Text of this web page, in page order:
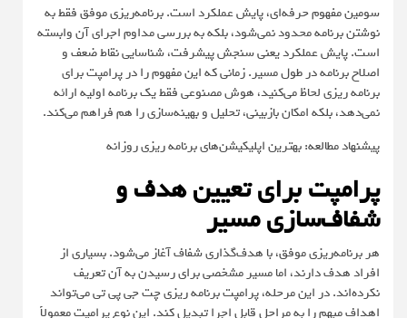
سومین مفهوم حرفه‌ای، پایش عملکرد است. برنامه‌ریزی موفق فقط به
نوشتن برنامه محدود نمی‌شود، بلکه به بررسی مداوم اجرای آن وابسته
است. پایش عملکرد یعنی سنجش پیشرفت، شناسایی نقاط ضعف و
اصلاح برنامه در طول مسیر. زمانی که این مفهوم را در پرامپت برای
برنامه ریزی لحاظ می‌کنید، هوش مصنوعی فقط یک برنامه اولیه ارائه
نمی‌دهد، بلکه امکان بازبینی، تحلیل و بهینه‌سازی را هم فراهم می‌کند.
پیشنهاد مطالعه: بهترین اپلیکیشن‌های برنامه ریزی روزانه
پرامپت برای تعیین هدف و
شفاف‌سازی مسیر
هر برنامه‌ریزی موفق، با هدف‌گذاری شفاف آغاز می‌شود. بسیاری از
افراد هدف دارند، اما مسیر مشخصی برای رسیدن به آن تعریف
نکرده‌اند. در این مرحله، پرامپت برنامه ریزی چت جی پی تی می‌تواند
اهداف مبهم را به مراحل قابل اجرا تبدیل کند. این نوع پرامپت معمولاً